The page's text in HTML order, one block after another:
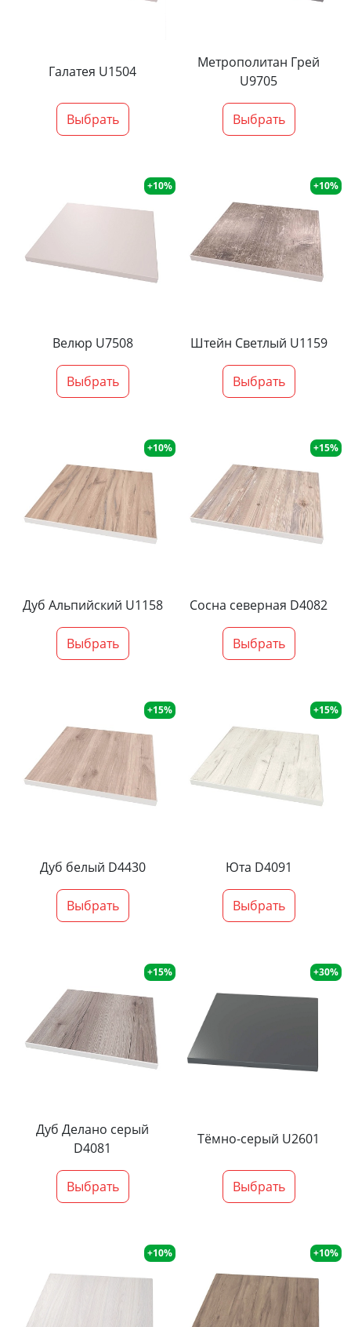
Галатея U1504
Выбрать
Метрополитан Грей
U9705
Выбрать
+10%
Велюр U7508
Выбрать
+10%
Штейн Светлый U1159
Выбрать
+10%
Дуб Альпийский U1158
Выбрать
+15%
Сосна северная D4082
Выбрать
+15%
Дуб белый D4430
Выбрать
+15%
Юта D4091
Выбрать
+15%
Дуб Делано серый
D4081
Выбрать
+30%
Тёмно-серый U2601
Выбрать
+10% +10%